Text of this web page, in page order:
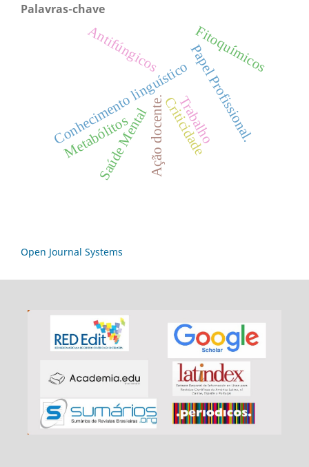
Palavras-chave
Papel Profissional.
Ação docente.Criticidade
Conhecimento linguístico
Saúde Mental
Antifúngicos Fitoquímicos
Metabólitos Trabalho
Open Journal Systems